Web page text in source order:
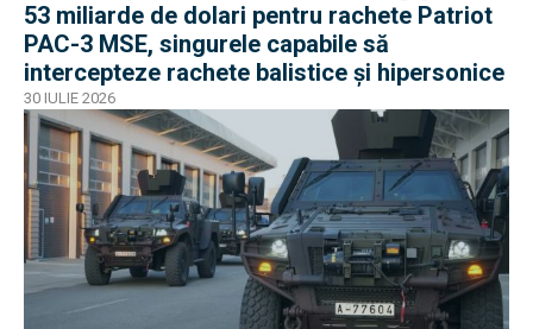
53 miliarde de dolari pentru rachete Patriot
PAC-3 MSE, singurele capabile să
intercepteze rachete balistice și hipersonice
30 IULIE 2026